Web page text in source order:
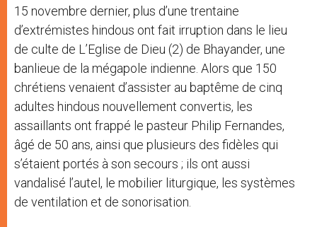
15 novembre dernier, plus d’une trentaine
d’extrémistes hindous ont fait irruption dans le lieu
de culte de L’Eglise de Dieu (2) de Bhayander, une
banlieue de la mégapole indienne. Alors que 150
chrétiens venaient d’assister au baptême de cinq
adultes hindous nouvellement convertis, les
assaillants ont frappé le pasteur Philip Fernandes,
âgé de 50 ans, ainsi que plusieurs des fidèles qui
s’étaient portés à son secours ; ils ont aussi
vandalisé l’autel, le mobilier liturgique, les systèmes
de ventilation et de sonorisation.